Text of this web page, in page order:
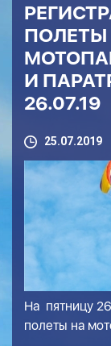
ПОЛЕТЫ
И
26.07.19
25.07.2019
На пятницу
полеты на